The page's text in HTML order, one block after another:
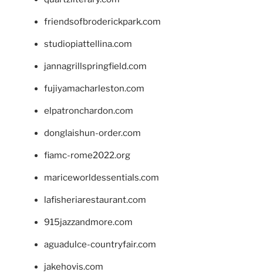
friendsofbroderickpark.com
studiopiattellina.com
jannagrillspringfield.com
fujiyamacharleston.com
elpatronchardon.com
donglaishun-order.com
fiamc-rome2022.org
mariceworldessentials.com
lafisheriarestaurant.com
915jazzandmore.com
aguadulce-countryfair.com
jakehovis.com